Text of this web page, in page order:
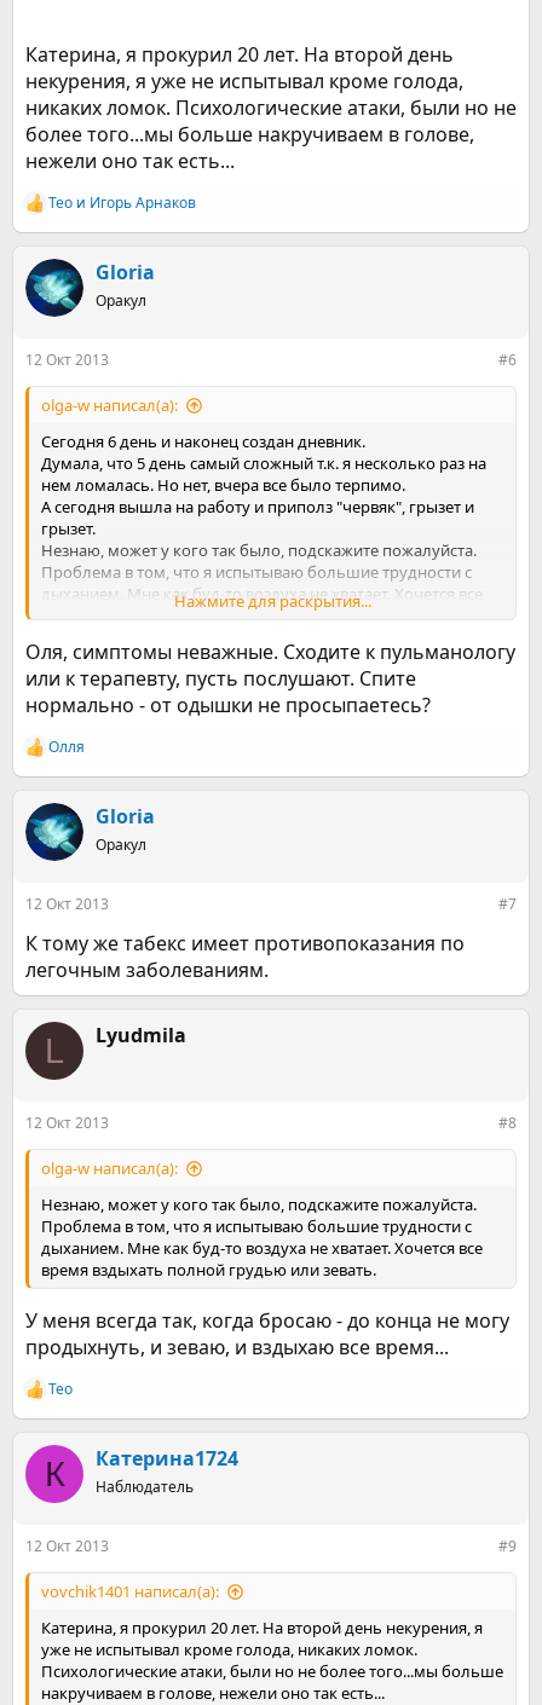
привычного притоканикотина, ваши органы пытаются
восстановить свою нормальную работу. Это физическое
(физиологическое) восстановление в той, или иной мере
отражается на психическом и физическом состоянии
человека, в организм которого перестал поступать
никотин. Человек испытывает стресс, уровень которого в
курить человека.
Катерина, я прокурил 20 лет. На второй день
некурения, я уже не испытывал кроме голода,
никаких ломок. Психологические атаки, были но не
более того...мы больше накручиваем в голове,
нежели оно так есть...
Р
е
к
ц
и
Teo и Игорь Арнаков
Gloria
Оракул
12 Окт 2013 #6
olga-w написал(а):
Сегодня 6 день и наконец создан дневник.
Думала, что 5 день самый сложный т.к. я несколько раз на
нем ломалась. Но нет, вчера все было терпимо.
А сегодня вышла на работу и приполз "червяк", грызет и
грызет.
Незнаю, может у кого так было, подскажите пожалуйста.
Проблема в том, что я испытываю большие трудности с
дыханием. Мне как буд-то воздуха не хватает. Хочется все
время вздыхать полной грудью или зевать. При вздохе нет
до конца. Было ли Вас такое, как с этом справиться. Уже
несколько дней мучаюсь.
Нажмите для раскрытия...
Оля, симптомы неважные. Сходите к пульманологу
или к терапевту, пусть послушают. Спите
нормально - от одышки не просыпаетесь?
Р
е
к
ц
и
Олля
Gloria
Оракул
12 Окт 2013 #7
К тому же табекс имеет противопоказания по
легочным заболеваниям.
L Lyudmila
12 Окт 2013 #8
olga-w написал(а):
Незнаю, может у кого так было, подскажите пожалуйста.
Проблема в том, что я испытываю большие трудности с
дыханием. Мне как буд-то воздуха не хватает. Хочется все
время вздыхать полной грудью или зевать.
У меня всегда так, когда бросаю - до конца не могу
продыхнуть, и зеваю, и вздыхаю все время...
Р
е
к
ц
и
Teo
К Катерина1724
Наблюдатель
12 Окт 2013 #9
vovchik1401 написал(а):
Катерина, я прокурил 20 лет. На второй день некурения, я
уже не испытывал кроме голода, никаких ломок.
Психологические атаки, были но не более того...мы больше
накручиваем в голове, нежели оно так есть...